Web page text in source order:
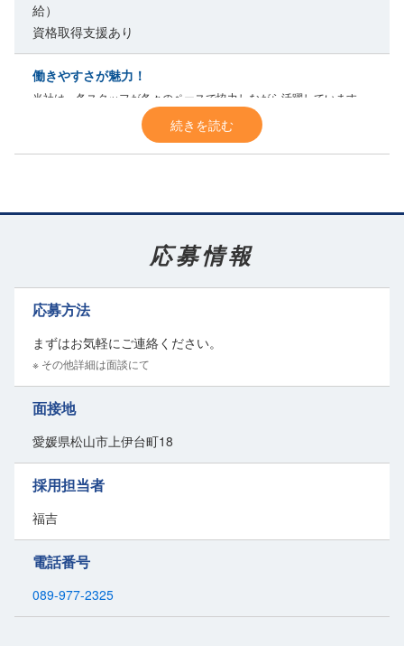
給）
資格取得支援あり
働きやすさが魅力！
当社は、各スタッフが各々のペースで協力しながら活躍しています。
20年、30年と長く勤めている
スタッフもいます。
他業種からの転職も歓迎♪
新しい仕事で活躍したい方、長く付き合える仕事仲間を見つけたい
方、当社ではあなたの成長を応援します。
働くあなたを全面バックアップ！
お弁当とジュースを支給
また、残業が基本的になく、
どうしても残業が必要な場合も、しっかりとした残業代が支給されま
す。
地元、松山で腰を据えて、長期間安定して働けるチャンスです。
しませんか？
あなたからの応募を心よりお待ちしております。
続きを読む
応募情報
応募方法
まずはお気軽にご連絡ください。
※ その他詳細は面談にて
面接地
愛媛県松山市上伊台町18
採用担当者
福吉
電話番号
089-977-2325